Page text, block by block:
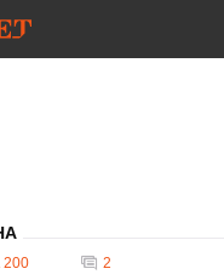
200 2